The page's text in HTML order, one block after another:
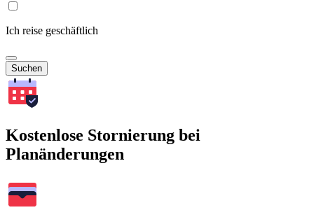
Ich reise geschäftlich
Suchen
Kostenlose Stornierung bei
Planänderungen